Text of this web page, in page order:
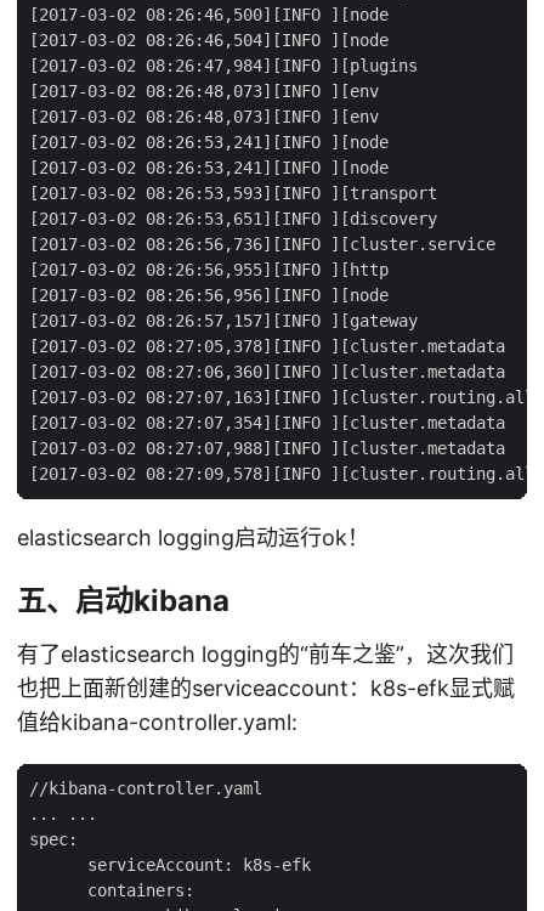
[2017-03-02 08:26:46,500][INFO ][node
[2017-03-02 08:26:46,504][INFO ][node
[2017-03-02 08:26:47,984][INFO ][plugins
[2017-03-02 08:26:48,073][INFO ][env
[2017-03-02 08:26:48,073][INFO ][env
[2017-03-02 08:26:53,241][INFO ][node
[2017-03-02 08:26:53,241][INFO ][node
[2017-03-02 08:26:53,593][INFO ][transport
[2017-03-02 08:26:53,651][INFO ][discovery
[2017-03-02 08:26:56,736][INFO ][cluster.service
[2017-03-02 08:26:56,955][INFO ][http
[2017-03-02 08:26:56,956][INFO ][node
[2017-03-02 08:26:57,157][INFO ][gateway
[2017-03-02 08:27:05,378][INFO
[2017-03-02 08:27:06,360][INFO
[2017-03-02 08:27:07,163][INFO
[2017-03-02 08:27:07,354][INFO
[2017-03-02 08:27:07,988][INFO
elasticsearch logging启动运行ok！
五、启动kibana
有了elasticsearch logging的“前车之鉴”，这次我们
也把上面新创建的serviceaccount：k8s-efk显式赋
值给kibana-controller.yaml:
//kibana-controller.yaml
... ...
spec:
      serviceAccount: k8s-efk
      containers: